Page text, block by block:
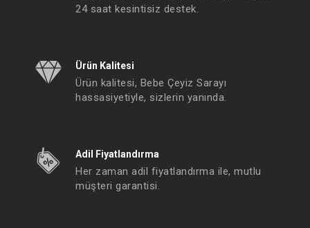
24 saat kesintisiz destek.
Ürün Kalitesi
Ürün kalitesi, Bebe Çeyiz Sarayı
hassasiyetiyle, sizlerin yanında.
Adil Fiyatlandırma
Her zaman adil fiyatlandırma ile, mutlu
müşteri garantisi.